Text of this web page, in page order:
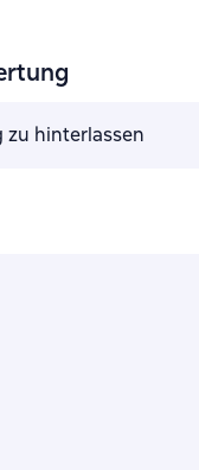
zu hinterlassen